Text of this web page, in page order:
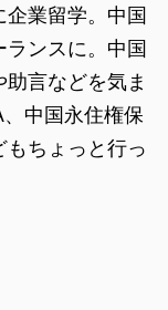
企業留学。中国
ンスに。中国
言などを気ま
中国永住権保
ちょっと行っ